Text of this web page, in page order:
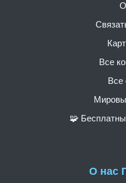
О нас
Все
Все
🧩